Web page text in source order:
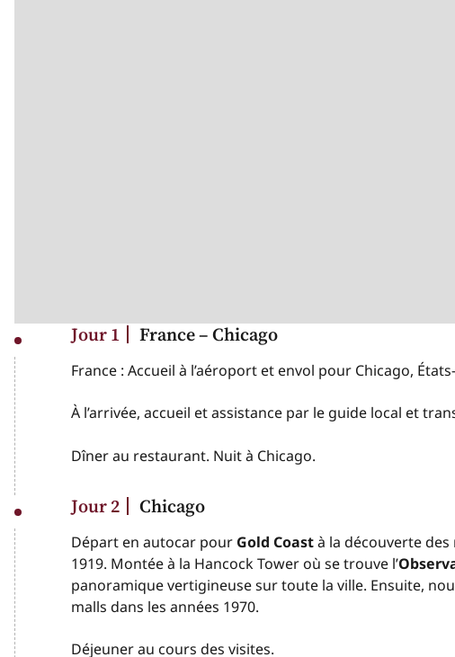
Jour 1 France – Chicago
France : Accueil à l’aéroport et envol pour Chicago,
À l’arrivée, accueil et assistance par le guide local et
Dîner au restaurant. Nuit à Chicago.
Jour 2 Chicago
Départ en autocar pour Gold Coastà la découverte
1919. Montée à la Hancock Tower où se trouve l’
panoramique vertigineuse sur toute la ville. Ensuite,
malls dans les années 1970.
Déjeuner au cours des visites.